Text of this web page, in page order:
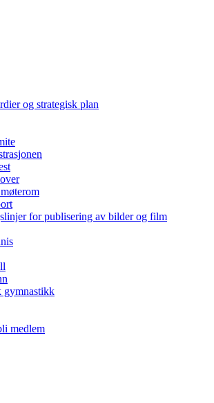
og strategisk plan
for publisering av bilder og film
gymnastikk
medlem